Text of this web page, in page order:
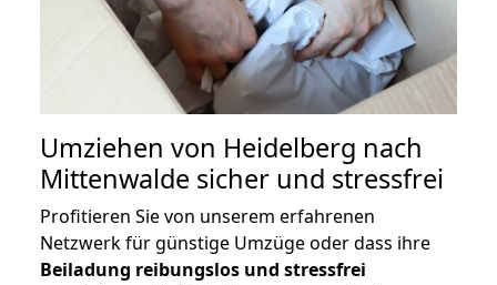
Umziehen von Heidelberg nach
Mittenwalde sicher und stressfrei
Profitieren Sie von unserem erfahrenen
Netzwerk für günstige Umzüge oder dass ihre
Beiladung reibungslos und stressfrei